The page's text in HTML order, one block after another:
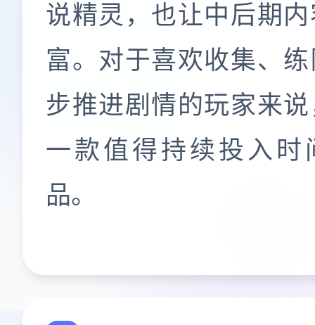
说精灵，也让中后期
富。对于喜欢收集、
步推进剧情的玩家来
一款值得持续投入时
品。